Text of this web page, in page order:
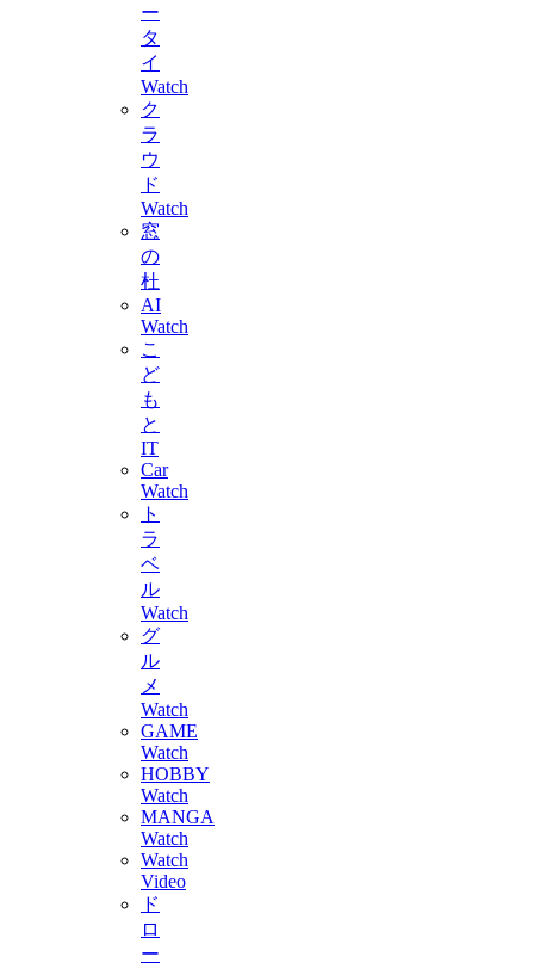
ー
タ
イ
Watch
ク
ラ
ウ
ド
Watch
窓
の
杜
AI
Watch
こ
ど
も
と
IT
Car
Watch
ト
ラ
ベ
ル
Watch
グ
ル
メ
Watch
GAME
Watch
HOBBY
Watch
MANGA
Watch
Watch
Video
ド
ロ
ー